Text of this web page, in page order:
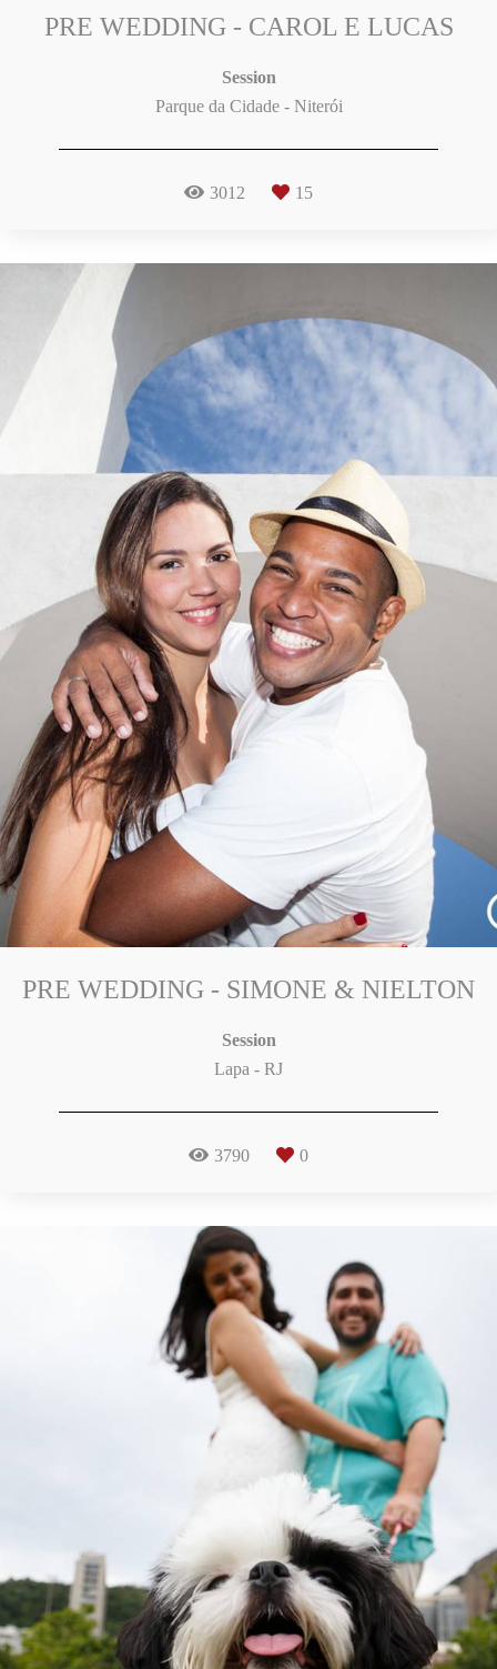
PRE WEDDING - CAROL E LUCAS
Session
Parque da Cidade - Niterói
3012 15
PRE WEDDING - SIMONE & NIELTON
Session
Lapa - RJ
3790 0